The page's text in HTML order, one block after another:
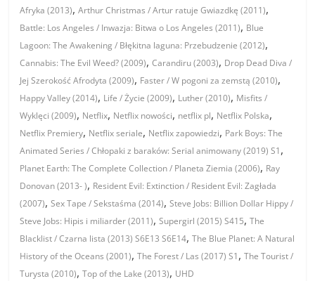
Afryka (2013),Arthur Christmas / Artur ratuje Gwiazdkę (2011),
Battle: Los Angeles / Inwazja: Bitwa o Los Angeles (2011), Blue
Lagoon: The Awakening / Błękitna laguna: Przebudzenie (2012),
Cannabis: The Evil Weed? (2009),Carandiru (2003), Drop Dead Diva /
Jej Szerokość Afrodyta (2009), Faster / W pogoni za zemstą (2010),
Happy Valley (2014), Life / Życie (2009), Luther (2010), Misfits /
Wyklęci (2009), Netflix, Netflix nowości, netflix pl, Netflix Polska,
Netflix Premiery, Netflix seriale, Netflix zapowiedzi, Park Boys: The
Animated Series / Chłopaki z baraków: Serial animowany (2019) S1,
Planet Earth: The Complete Collection / Planeta Ziemia (2006), Ray
Donovan (2013- ), Resident Evil: Extinction / Resident Evil: Zagłada
(2007),Sex Tape / Sekstaśma (2014),Steve Jobs: Billion Dollar Hippy /
Steve Jobs: Hipis i miliarder (2011),Supergirl (2015) S415,The
Blacklist / Czarna lista (2013) S6E13 S6E14,The Blue Planet: A Natural
History of the Oceans (2001),The Forest / Las (2017) S1,The Tourist /
Turysta (2010),Top of the Lake (2013), UHD